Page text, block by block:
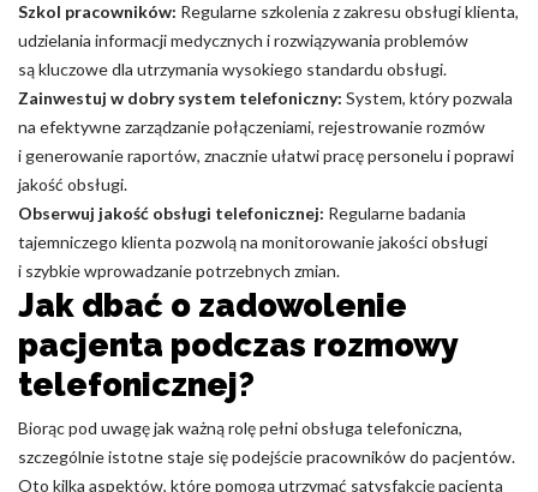
Szkol pracowników: Regularne szkolenia z zakresu obsługi klienta,
udzielania informacji medycznych i rozwiązywania problemów
są kluczowe dla utrzymania wysokiego standardu obsługi.
Zainwestuj w dobry system telefoniczny: System, który pozwala
na efektywne zarządzanie połączeniami, rejestrowanie rozmów
i generowanie raportów, znacznie ułatwi pracę personelu i poprawi
jakość obsługi.
Obserwuj jakość obsługi telefonicznej: Regularne badania
tajemniczego klienta pozwolą na monitorowanie jakości obsługi
i szybkie wprowadzanie potrzebnych zmian.
Jak dbać o zadowolenie
pacjenta podczas rozmowy
telefonicznej?
Biorąc pod uwagę jak ważną rolę pełni obsługa telefoniczna,
szczególnie istotne staje się podejście pracowników do pacjentów.
Oto kilka aspektów, które pomogą utrzymać satysfakcję pacjenta